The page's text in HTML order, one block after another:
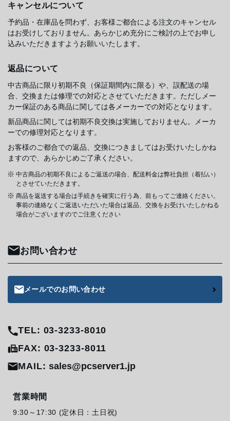
キャンセルについて
予約品・在庫品を問わず、お客様ご都合による注文のキャンセル
はお受けしておりません。あらかじめ充分にご検討の上でお申し
込みいただきますようお願いいたします。
返品について
中古商品に限り初期不良（保証期間内に限る）や、誤配送の場
合、交換または修理での対応とさせていただきます。ただしメー
カー保証のある商品に関しては各メーカーでの対応となります。
新品商品に関しては初期不良交換は実施しておりません。メーカ
ーでの修理対応となります。
お客様のご都合での返品、交換につきましてはお受けいたしかね
ますので、あらかじめご了承ください。
中古商品の初期不良によるご返送の場合、配送料金は弊社負担（着払い）
とさせていただきます。
商品を返送する場合は手続きを確実に行う為、前もってご連絡ください。
事前の連絡なくご返送いただいた場合は返品、交換をお受けいたしかねる
場合がございますのでご注意ください
お問い合わせ
メールでのお問い合わせ
TEL: 03-3233-8010
FAX: 03-3233-8011
MAIL:sales@pcserver1.jp
営業時間
9:30～17:30 (定休日：土日祝)